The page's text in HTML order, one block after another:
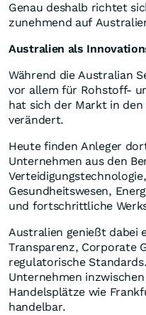
Genau deshalb richtet
zunehmend auf
Australien als
Während die Australian
vor allem für Rohstoff-
hat sich der Markt in
verändert.
Heute finden Anleger
Unternehmen aus den
Gesundheitswesen,
und fortschrittliche
Australien genießt dabei
Transparenz, Corporate
regulatorische
Unternehmen
Handelsplätze wie
handelbar.